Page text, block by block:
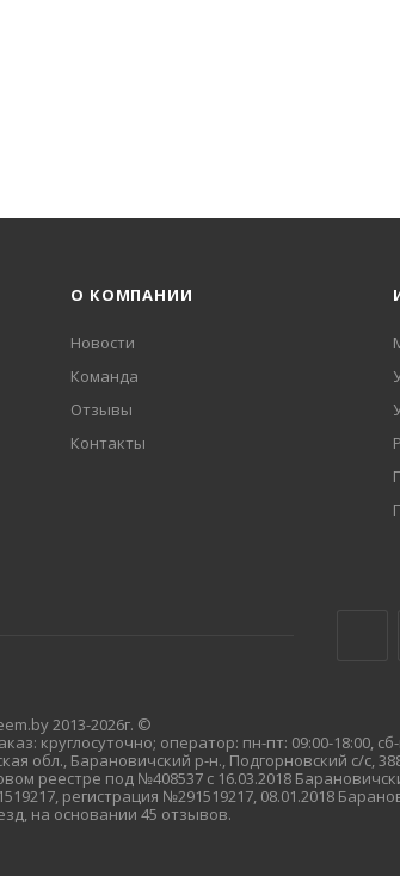
О КОМПАНИИ
Новости
Команда
Отзывы
Контакты
2013-2026г. ©
круглосуточно; оператор: пн-пт: 09:00-18:00,
обл., Барановичский р-н., Подгорновский с/с,
реестре под №408537 с 16.03.2018
регистрация №291519217, 08.01.2018
на основании 45 отзывов.